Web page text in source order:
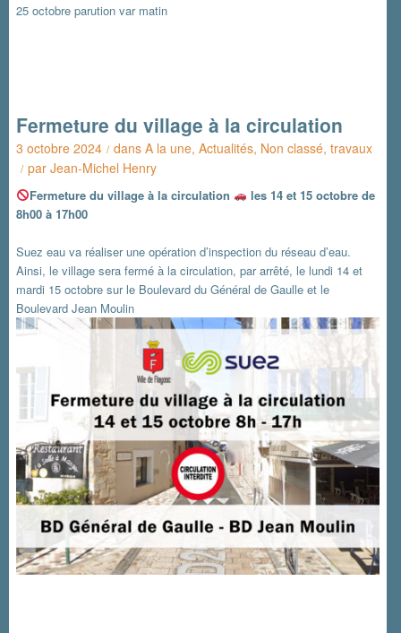
25 octobre parution var matin
Fermeture du village à la circulation
3 octobre 2024 / dansA la une,Actualités, Non classé,travaux
/ parJean-Michel Henry
Fermeture du village à la circulation
les 14 et 15 octobre de
8h00 à 17h00
Suez eau va réaliser une opération d’inspection du réseau d’eau.
Ainsi, le village sera fermé à la circulation, par arrêté, le lundi 14 et
mardi 15 octobre sur le Boulevard du Général de Gaulle et le
Boulevard Jean Moulin